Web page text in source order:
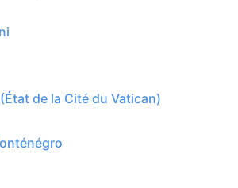
de la Cité du Vatican)